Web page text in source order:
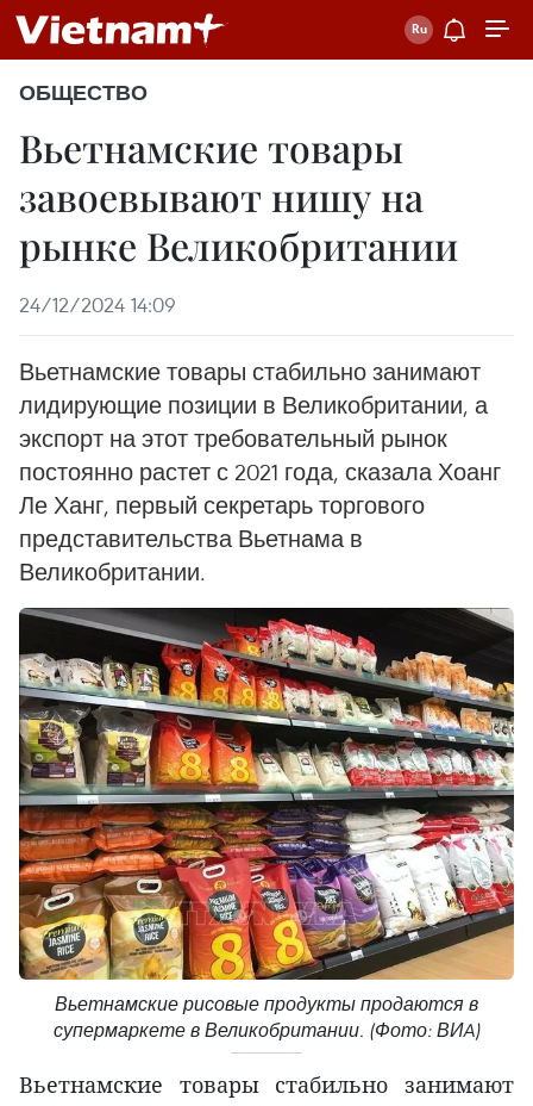
ОБЩЕСТВО
Вьетнамские товары
завоевывают нишу на
рынке Великобритании
24/12/2024 14:09
Вьетнамские товары стабильно занимают
лидирующие позиции в Великобритании, а
экспорт на этот требовательный рынок
постоянно растет с 2021 года, сказала Хоанг
Ле Ханг, первый секретарь торгового
представительства Вьетнама в
Великобритании.
Вьетнамские рисовые продукты продаются в
супермаркете в Великобритании. (Фото: ВИA)
Вьетнамские товары стабильно занимают